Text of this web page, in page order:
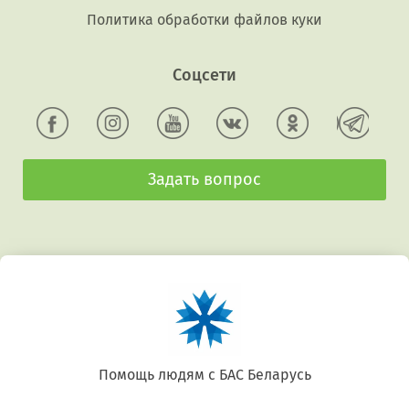
Политика обработки файлов куки
Соцсети
Задать вопрос
Помощь людям с БАС Беларусь